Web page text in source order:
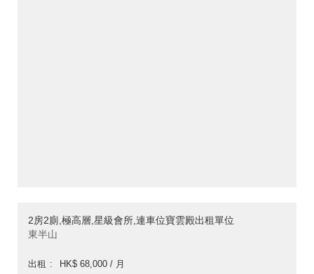
2房2廁,極高層,星級會所,連車位寶雲殿出租單位
東半山
出租
HK$ 68,000 / 月